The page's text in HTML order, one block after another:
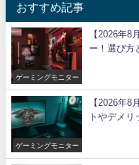
おすすめ記事
ゲーミングモニター
【2026年8
ー！選び方
ゲーミングモニター
【2026年8
トやデメリ